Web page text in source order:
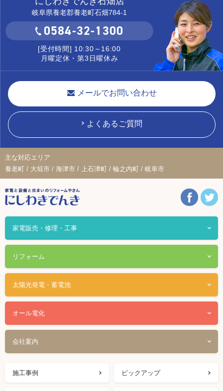
岐阜県養老郡養老町石畑784-1
0584-32-1300
[受付時間] 10:30～16:00
月曜定休・第3日曜休み
メールでお問い合わせ
よくあるご質問
主な対応エリア
養老町 / 大垣市 / 海津市 / 上石津町 / 輪之内町 / 岐阜市
家電販売・修理・工事
リフォーム
太陽光発電・蓄電池
オール電化
会社案内
施工事例 ピックアップ